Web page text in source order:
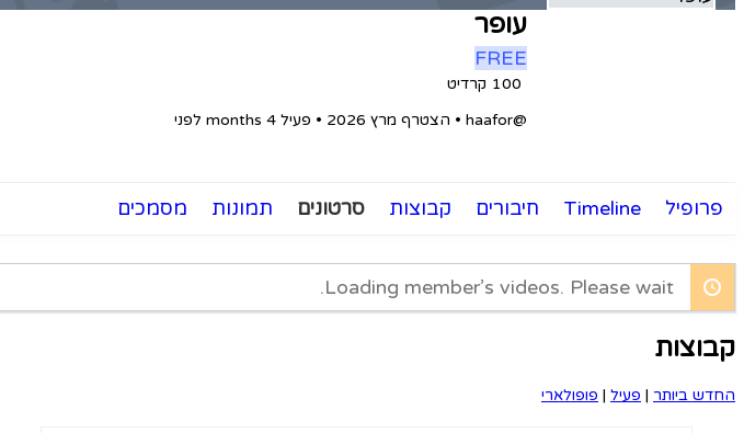
עופר
FREE
100 קרדיט
@haafor
• הצטרף מרץ 2026 • פעיל 4 months לפני
פרופיל Timeline חיבורים קבוצות סרטונים תמונות מסמכים
Loading member’s videos. Please wait.
קבוצות
החדש ביותר | פעיל | פופולארי